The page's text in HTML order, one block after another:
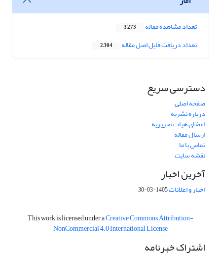
تعداد مشاهده مقاله 3,273
تعداد دریافت فایل اصل مقاله 2,304
دسترسی سریع
صفحه اصلی
درباره نشریه
اعضای هیات تحریریه
ارسال مقاله
تماس با ما
نقشه سایت
آخرین اخبار
اخبار و اعلانات1405-03-30
This work is licensed under aCreative Commons Attribution-
NonCommercial 4.0 International License
اشتراک خبرنامه